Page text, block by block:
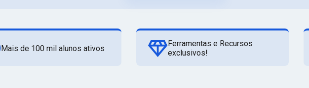
Mais de 100 mil alunos ativos
Ferramentas e Recursos
exclusivos!